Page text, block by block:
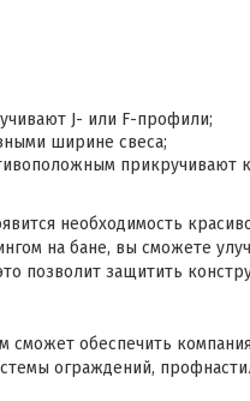
J- или F-профили;
ширине свеса;
необходимость
на бане, вы сможете
позволит защитить
сможет обеспечить
ограждений,